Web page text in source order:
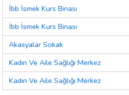
İbb İsmek Kurs Binası
İbb İsmek Kurs Binası
Akasyalar Sokak
Kadın Ve Aile Sağlığı Merkez
Kadın Ve Aile Sağlığı Merkez